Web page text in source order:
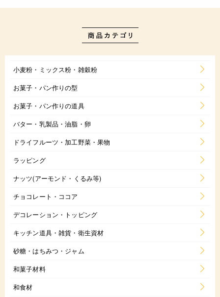
小麦粉・ミックス粉・雑穀粉
お菓子・パン作りの型
お菓子・パン作りの道具
バター・乳製品・油脂・卵
ドライフルーツ・加工野菜・果物
ラッピング
ナッツ(アーモンド・くるみ等)
チョコレート・ココア
デコレーション・トッピング
キッチン道具・雑貨・衛生資材
砂糖・はちみつ・ジャム
和菓子材料
和食材